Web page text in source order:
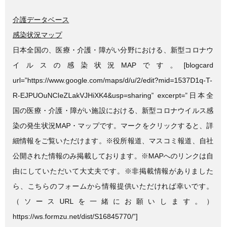
介護データベース
感染状況マップ
日本全国の、医療・介護・障がい分野における、新型コロナウ
イルスの感染状況MAPです。[blogcard
url=”https://www.google.com/maps/d/u/2/edit?mid=1537D1q-T-
R-EJPUOuNCIeZLakVJHiXK4&usp=sharing” excerpt=”日本全
国の医療・介護・障がい施設における、新型コロナウイルス感
染の発生状況MAP・マップです。マークをクリックすると、詳
細情報をご覧いただけます。※役所報道、マスコミ報道、自社
公開された情報のみ掲載しております。※MAPへのリンクは自
由にしていただいて大丈夫です。※非掲載情報がありました
ら、こちらのフォームから情報提供いただければ幸いです。
（ソースURLを一緒にお願いします。）
https://ws.formzu.net/dist/S16845770/”]